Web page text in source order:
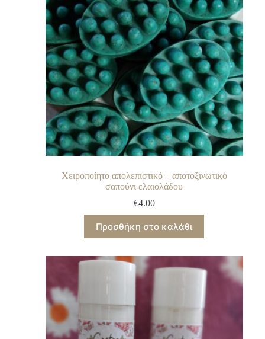
Χειροποίητο απολεπιστικό – αποτοξινωτικό
σαπούνι ελαιολάδου
€4.00
Προσθήκη στο καλάθι